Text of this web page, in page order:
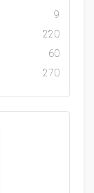
9
220
60
270